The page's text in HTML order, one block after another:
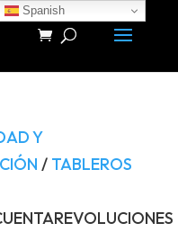
Y
/ TABLEROS
Spanish